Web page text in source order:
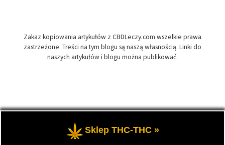
Zakaz kopiowania artykułów z CBDLeczy.com wszelkie prawa
zastrzeżone. Treści na tym blogu są naszą własnością. Linki do
naszych artykułów i blogu można publikować.
CBDLeczy.com – Wszelkie prawa zastrzeżone
marihuana i olej CBD-RSO w medycynie.
Sklep THC-THC »